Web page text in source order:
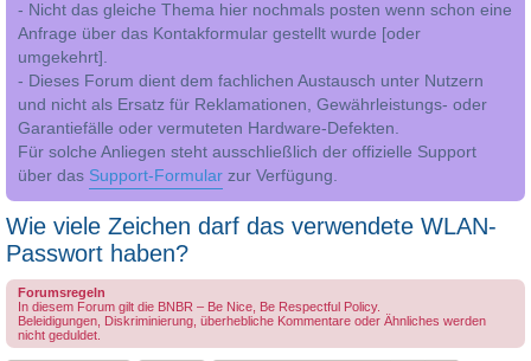
- Nicht das gleiche Thema hier nochmals posten wenn schon eine
Anfrage über das Kontakformular gestellt wurde [oder
umgekehrt].
- Dieses Forum dient dem fachlichen Austausch unter Nutzern
und nicht als Ersatz für Reklamationen, Gewährleistungs- oder
Garantiefälle oder vermuteten Hardware-Defekten.
Für solche Anliegen steht ausschließlich der offizielle Support
über das Support-Formular zur Verfügung.
Wie viele Zeichen darf das verwendete WLAN-
Passwort haben?
Forumsregeln
In diesem Forum gilt die BNBR – Be Nice, Be Respectful Policy.
Beleidigungen, Diskriminierung, überhebliche Kommentare oder Ähnliches werden
nicht geduldet.